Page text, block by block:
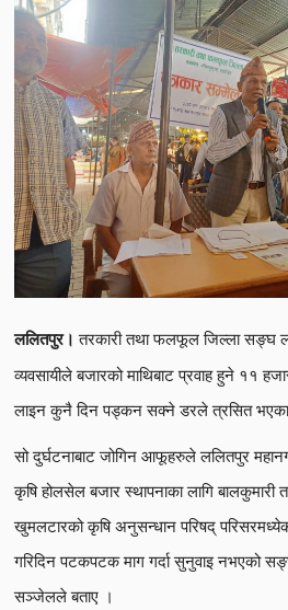
ललितपुर। तरकारी तथा फलफूल जिल्ला सङ्घ
व्यवसायीले बजारको माथिबाट प्रवाह हुने ११
लाइन कुनै दिन पड्कन सक्ने डरले त्रसित
सो दुर्घटनाबाट जोगिन आफूहरुले ललितपुर
कृषि होलसेल बजार स्थापनाका लागि बालकुमारी
खुमलटारको कृषि अनुसन्धान परिषद्
गरिदिन पटकपटक माग गर्दा सुनुवाइ नभएको
सञ्जेलले बताए ।